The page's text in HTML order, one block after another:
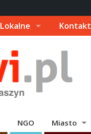
Lokalne Kontakt
NGO Miasto